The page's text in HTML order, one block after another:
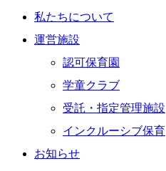
私たちについて
運営施設
認可保育園
学童クラブ
受託・指定管理施設
インクルーシブ保育
お知らせ